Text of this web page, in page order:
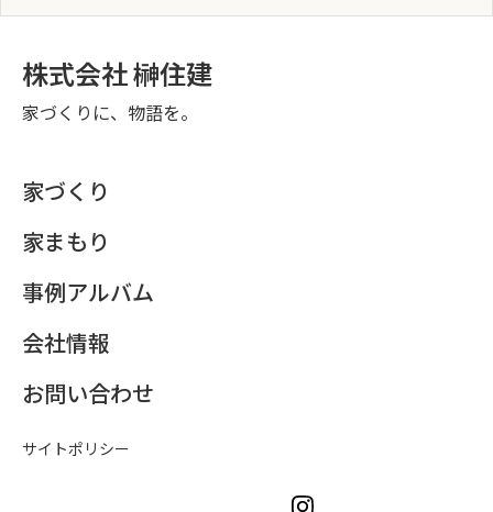
株式会社 榊住建
家づくりに、物語を。
家づくり
家まもり
事例アルバム
会社情報
お問い合わせ
サイトポリシー